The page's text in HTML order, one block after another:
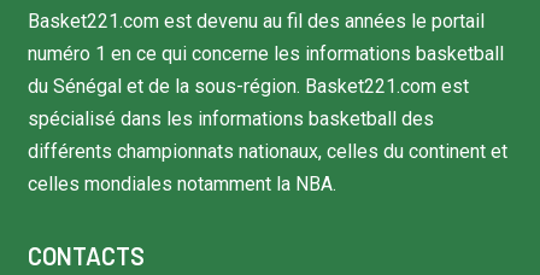
Basket221.com est devenu au fil des années le portail
numéro 1 en ce qui concerne les informations basketball
du Sénégal et de la sous-région. Basket221.com est
spécialisé dans les informations basketball des
différents championnats nationaux, celles du continent et
celles mondiales notamment la NBA.
CONTACTS